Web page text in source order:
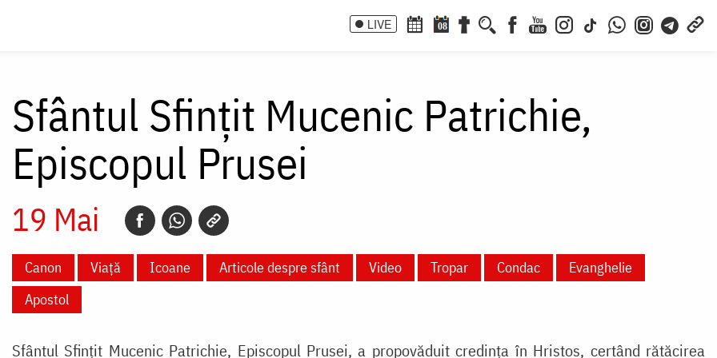
LIVE 08
Sfântul Sfințit Mucenic Patrichie,
Episcopul Prusei
19 Mai
Canon Viață Icoane Articole despre sfânt Video Tropar Condac
Evanghelie
Apostol
Sfântul Sfințit Mucenic Patrichie, Episcopul Prusei, a propovăduit credința în Hristos, certând rătăcirea